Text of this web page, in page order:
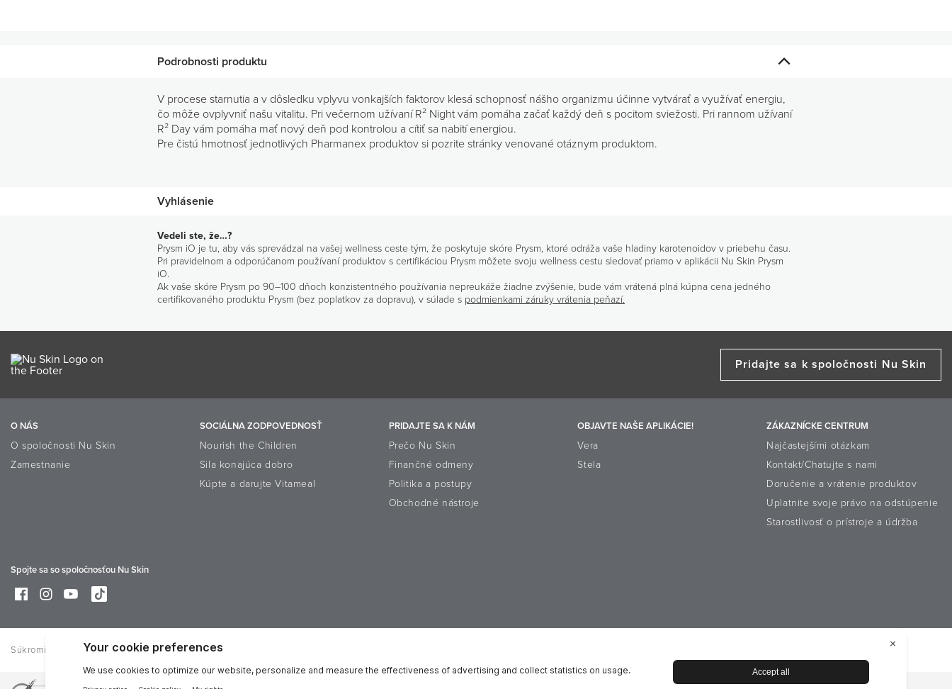
Podrobnosti produktu
V procese starnutia a v dôsledku vplyvu vonkajších faktorov klesá schopnosť nášho organizmu účinne vytvárať a využívať energiu,
čo môže ovplyvniť našu vitalitu. Pri večernom užívaní R² Night vám pomáha začať každý deň s pocitom sviežosti. Pri rannom užívaní
R² Day vám pomáha mať nový deň pod kontrolou a cítiť sa nabití energiou.
Pre čistú hmotnosť jednotlivých Pharmanex produktov si pozrite stránky venované otáznym produktom.
Vyhlásenie
Vedeli ste, že…?
Prysm iO je tu, aby vás sprevádzal na vašej wellness ceste tým, že poskytuje skóre Prysm, ktoré odráža vaše hladiny karotenoidov v priebehu času.
Pri pravidelnom a odporúčanom používaní produktov s certifikáciou Prysm môžete svoju wellness cestu sledovať priamo v aplikácii Nu Skin Prysm
iO.
Ak vaše skóre Prysm po 90–100 dňoch konzistentného používania nepreukáže žiadne zvýšenie, bude vám vrátená plná kúpna cena jedného
certifikovaného produktu Prysm (bez poplatkov za dopravu), v súlade s podmienkami záruky vrátenia peňazí.
Pridajte sa k spoločnosti Nu Skin
O NÁS
O spoločnosti Nu Skin
Zamestnanie
SOCIÁLNA ZODPOVEDNOSŤ
Nourish the Children
Sila konajúca dobro
Kúpte a darujte Vitameal
PRIDAJTE SA K NÁM
Prečo Nu Skin
Finančné odmeny
Politika a postupy
Obchodné nástroje
OBJAVTE NAŠE APLIKÁCIE!
Vera
Stela
ZÁKAZNÍCKE CENTRUM
Najčastejšími otázkam
Kontakt/Chatujte s nami
Doručenie a vrátenie produktov
Uplatnite svoje právo na odstúpenie
Starostlivosť o prístroje a údržba
Spojte sa so spoločnosťou Nu Skin
Súkromie Právne Trademarks Online Dispute Resolution Platform